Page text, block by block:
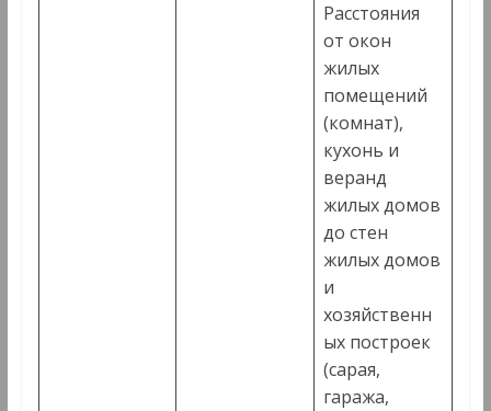
Расстояния
от окон
жилых
помещений
(комнат),
кухонь и
веранд
жилых домов
до стен
жилых домов
и
хозяйственн
ых построек
(сарая,
гаража,